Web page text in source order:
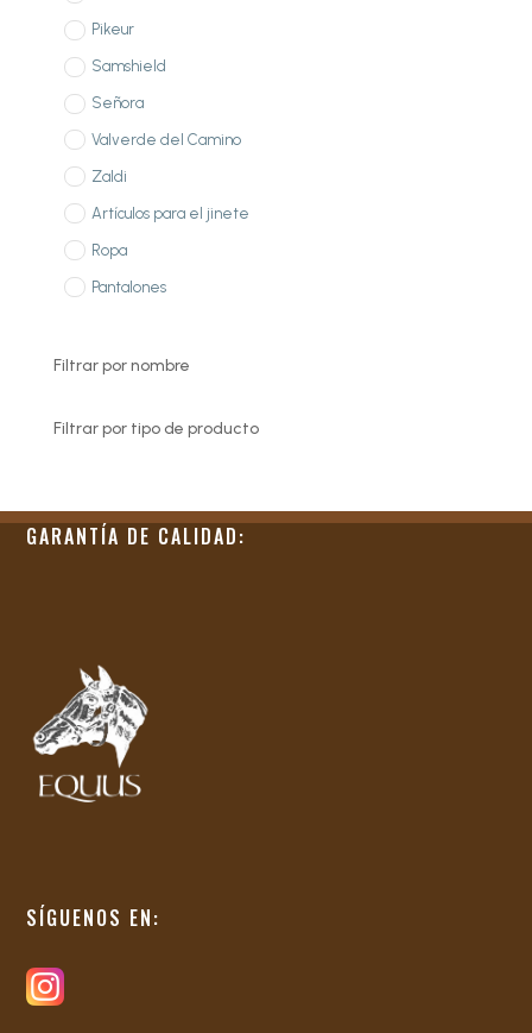
Pikeur
Samshield
Señora
Valverde del Camino
Zaldi
Artículos para el jinete
Ropa
Pantalones
Filtrar por nombre
Filtrar por tipo de producto
GARANTÍA DE CALIDAD:
SÍGUENOS EN: